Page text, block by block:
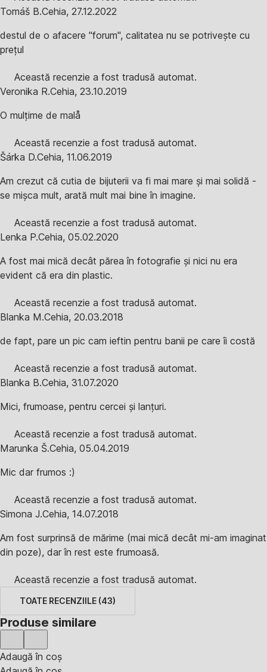
Tomáš B.Cehia, 27.12.2022
destul de o afacere "forum", calitatea nu se potrivește cu
prețul
Această recenzie a fost tradusă automat.
Veronika R.Cehia, 23.10.2019
O mulțime de malå
Această recenzie a fost tradusă automat.
Šárka D.Cehia, 11.06.2019
Am crezut că cutia de bijuterii va fi mai mare și mai solidă -
se mișca mult, arată mult mai bine în imagine.
Această recenzie a fost tradusă automat.
Lenka P.Cehia, 05.02.2020
A fost mai mică decât părea în fotografie și nici nu era
evident că era din plastic.
Această recenzie a fost tradusă automat.
Blanka M.Cehia, 20.03.2018
de fapt, pare un pic cam ieftin pentru banii pe care îi costă
Această recenzie a fost tradusă automat.
Blanka B.Cehia, 31.07.2020
Mici, frumoase, pentru cercei și lanțuri.
Această recenzie a fost tradusă automat.
Marunka Š.Cehia, 05.04.2019
Mic dar frumos :)
Această recenzie a fost tradusă automat.
Simona J.Cehia, 14.07.2018
Am fost surprinsă de mărime (mai mică decât mi-am imaginat
din poze), dar în rest este frumoasă.
Această recenzie a fost tradusă automat.
TOATE RECENZIILE (43)
Produse similare
Adaugă în coș